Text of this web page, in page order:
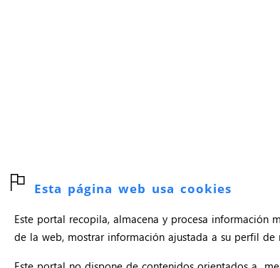
Esta página web usa cookies
Este portal recopila, almacena y procesa información
de la web, mostrar información ajustada a su perfil de